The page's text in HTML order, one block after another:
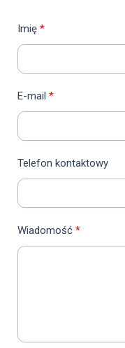
Imię
E-mail
Telefon kontaktowy
Wiadomość